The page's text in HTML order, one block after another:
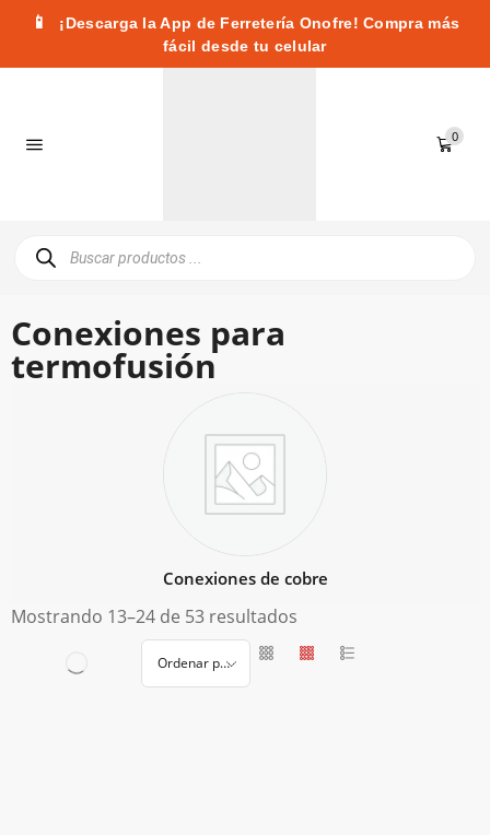
📱
¡Descarga la App de Ferretería Onofre! Compra más
fácil desde tu celular
0
Conexiones para
termofusión
Conexiones de cobre
Mostrando 13–24 de 53 resultados